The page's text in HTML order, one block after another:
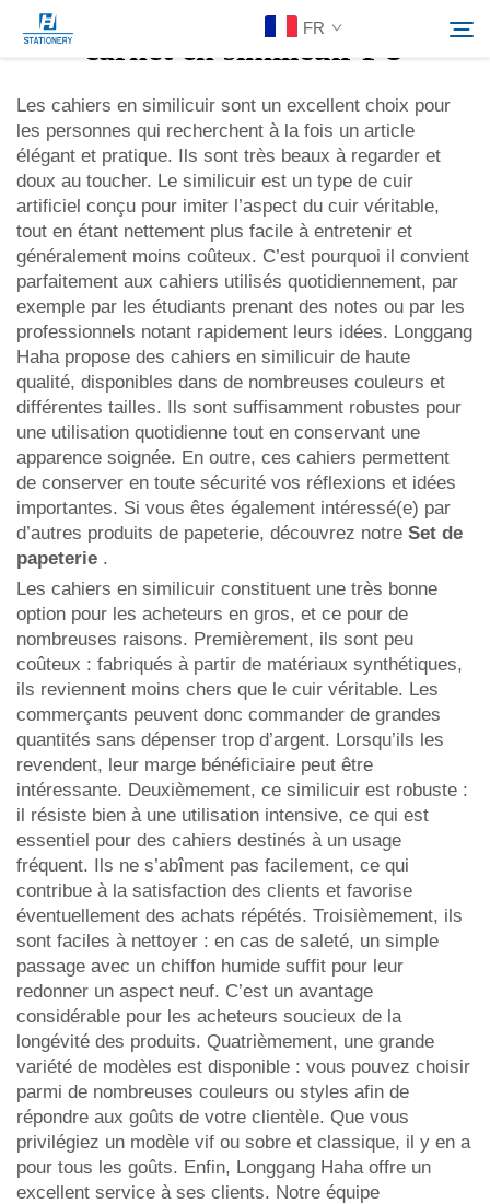
FR
Produits
À Propos De Nous
Solutions personnalisées
Ressources
Contactez-Nous
Rechercher
carnet en similicuir PU
Les cahiers en similicuir sont un excellent choix pour
les personnes qui recherchent à la fois un article
élégant et pratique. Ils sont très beaux à regarder et
doux au toucher. Le similicuir est un type de cuir
artificiel conçu pour imiter l’aspect du cuir véritable,
tout en étant nettement plus facile à entretenir et
généralement moins coûteux. C’est pourquoi il convient
parfaitement aux cahiers utilisés quotidiennement, par
exemple par les étudiants prenant des notes ou par les
professionnels notant rapidement leurs idées. Longgang
Haha propose des cahiers en similicuir de haute
qualité, disponibles dans de nombreuses couleurs et
différentes tailles. Ils sont suffisamment robustes pour
une utilisation quotidienne tout en conservant une
apparence soignée. En outre, ces cahiers permettent
de conserver en toute sécurité vos réflexions et idées
importantes. Si vous êtes également intéressé(e) par
d’autres produits de papeterie, découvrez notre Set de
papeterie .
Les cahiers en similicuir constituent une très bonne
option pour les acheteurs en gros, et ce pour de
nombreuses raisons. Premièrement, ils sont peu
coûteux : fabriqués à partir de matériaux synthétiques,
ils reviennent moins chers que le cuir véritable. Les
commerçants peuvent donc commander de grandes
quantités sans dépenser trop d’argent. Lorsqu’ils les
revendent, leur marge bénéficiaire peut être
intéressante. Deuxièmement, ce similicuir est robuste :
il résiste bien à une utilisation intensive, ce qui est
essentiel pour des cahiers destinés à un usage
fréquent. Ils ne s’abîment pas facilement, ce qui
contribue à la satisfaction des clients et favorise
éventuellement des achats répétés. Troisièmement, ils
sont faciles à nettoyer : en cas de saleté, un simple
passage avec un chiffon humide suffit pour leur
redonner un aspect neuf. C’est un avantage
considérable pour les acheteurs soucieux de la
longévité des produits. Quatrièmement, une grande
variété de modèles est disponible : vous pouvez choisir
parmi de nombreuses couleurs ou styles afin de
répondre aux goûts de votre clientèle. Que vous
privilégiez un modèle vif ou sobre et classique, il y en a
pour tous les goûts. Enfin, Longgang Haha offre un
excellent service à ses clients. Notre équipe